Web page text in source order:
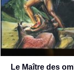
Le Maître des